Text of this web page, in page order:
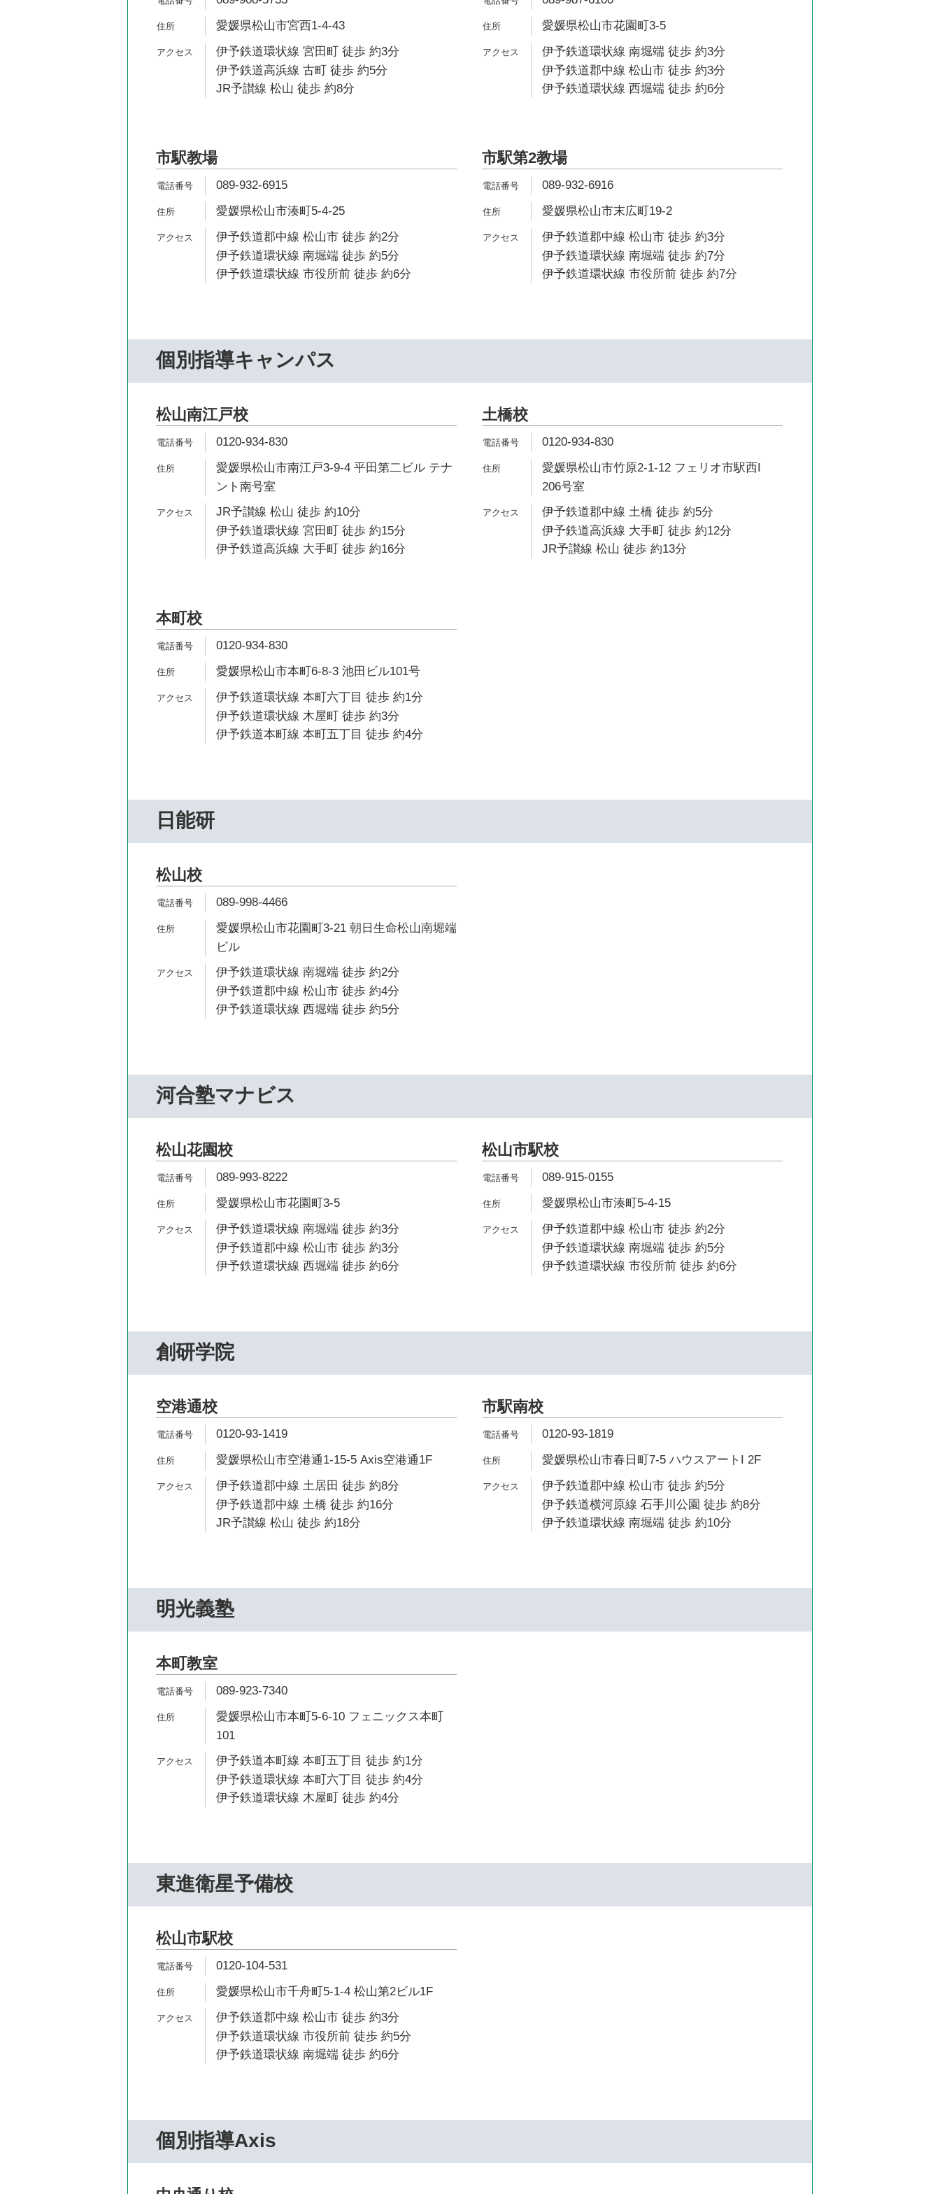
愛媛県松山市宮西1-4-43
伊予鉄道環状線 宮田町 徒歩 約3分
伊予鉄道高浜線 古町 徒歩 約5分
JR予讃線 松山 徒歩 約8分
愛媛県松山市花園町3-5
伊予鉄道環状線 南堀端 徒歩 約3分
伊予鉄道郡中線 松山市 徒歩 約3分
伊予鉄道環状線 西堀端 徒歩 約6分
市駅教場
089-932-6915
愛媛県松山市湊町5-4-25
伊予鉄道郡中線 松山市 徒歩 約2分
伊予鉄道環状線 南堀端 徒歩 約5分
伊予鉄道環状線 市役所前 徒歩 約6分
市駅第2教場
089-932-6916
愛媛県松山市末広町19-2
伊予鉄道郡中線 松山市 徒歩 約3分
伊予鉄道環状線 南堀端 徒歩 約7分
伊予鉄道環状線 市役所前 徒歩 約7分
個別指導キャンパス
松山南江戸校
0120-934-830
愛媛県松山市南江戸3-9-4 平田第二ビル テナ
ント南号室
JR予讃線 松山 徒歩 約10分
伊予鉄道環状線 宮田町 徒歩 約15分
伊予鉄道高浜線 大手町 徒歩 約16分
土橋校
0120-934-830
愛媛県松山市竹原2-1-12 フェリオ市駅西I
206号室
伊予鉄道郡中線 土橋 徒歩 約5分
伊予鉄道高浜線 大手町 徒歩 約12分
JR予讃線 松山 徒歩 約13分
本町校
0120-934-830
愛媛県松山市本町6-8-3 池田ビル101号
伊予鉄道環状線 本町六丁目 徒歩 約1分
伊予鉄道環状線 木屋町 徒歩 約3分
伊予鉄道本町線 本町五丁目 徒歩 約4分
日能研
松山校
089-998-4466
愛媛県松山市花園町3-21 朝日生命松山南堀端
ビル
伊予鉄道環状線 南堀端 徒歩 約2分
伊予鉄道郡中線 松山市 徒歩 約4分
伊予鉄道環状線 西堀端 徒歩 約5分
河合塾マナビス
松山花園校
089-993-8222
愛媛県松山市花園町3-5
伊予鉄道環状線 南堀端 徒歩 約3分
伊予鉄道郡中線 松山市 徒歩 約3分
伊予鉄道環状線 西堀端 徒歩 約6分
松山市駅校
089-915-0155
愛媛県松山市湊町5-4-15
伊予鉄道郡中線 松山市 徒歩 約2分
伊予鉄道環状線 南堀端 徒歩 約5分
伊予鉄道環状線 市役所前 徒歩 約6分
創研学院
空港通校
0120-93-1419
愛媛県松山市空港通1-15-5 Axis空港通1F
伊予鉄道郡中線 土居田 徒歩 約8分
伊予鉄道郡中線 土橋 徒歩 約16分
JR予讃線 松山 徒歩 約18分
市駅南校
0120-93-1819
愛媛県松山市春日町7-5 ハウスアートI 2F
伊予鉄道郡中線 松山市 徒歩 約5分
伊予鉄道横河原線 石手川公園 徒歩 約8分
伊予鉄道環状線 南堀端 徒歩 約10分
明光義塾
本町教室
089-923-7340
愛媛県松山市本町5-6-10 フェニックス本町
101
伊予鉄道本町線 本町五丁目 徒歩 約1分
伊予鉄道環状線 本町六丁目 徒歩 約4分
伊予鉄道環状線 木屋町 徒歩 約4分
東進衛星予備校
松山市駅校
0120-104-531
愛媛県松山市千舟町5-1-4 松山第2ビル1F
伊予鉄道郡中線 松山市 徒歩 約3分
伊予鉄道環状線 市役所前 徒歩 約5分
伊予鉄道環状線 南堀端 徒歩 約6分
個別指導Axis